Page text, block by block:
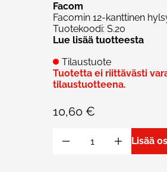
Facom
Facomin 12-kanttinen
Tuotekoodi: S.20
Lue lisää tuotteesta
Tilaustuote
Tuotetta ei riittävästi
tilaustuotteena.
10,60 €
Lisää